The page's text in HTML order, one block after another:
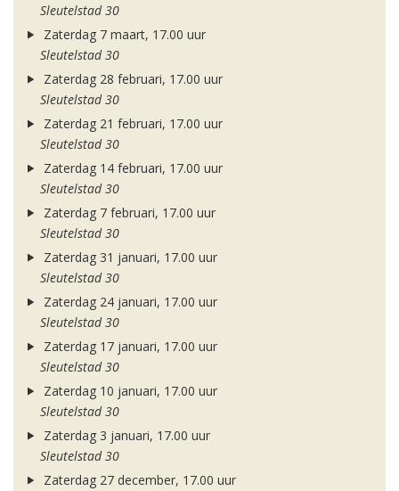
Sleutelstad 30
Zaterdag 7 maart, 17.00 uur
Sleutelstad 30
Zaterdag 28 februari, 17.00 uur
Sleutelstad 30
Zaterdag 21 februari, 17.00 uur
Sleutelstad 30
Zaterdag 14 februari, 17.00 uur
Sleutelstad 30
Zaterdag 7 februari, 17.00 uur
Sleutelstad 30
Zaterdag 31 januari, 17.00 uur
Sleutelstad 30
Zaterdag 24 januari, 17.00 uur
Sleutelstad 30
Zaterdag 17 januari, 17.00 uur
Sleutelstad 30
Zaterdag 10 januari, 17.00 uur
Sleutelstad 30
Zaterdag 3 januari, 17.00 uur
Sleutelstad 30
Zaterdag 27 december, 17.00 uur